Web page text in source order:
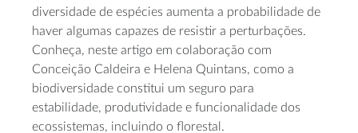
diversidade de espécies aumenta a probabilidade de
haver algumas capazes de resistir a perturbações.
Conheça, neste artigo em colaboração com
Conceição Caldeira e Helena Quintans, como a
biodiversidade constitui um seguro para
estabilidade, produtividade e funcionalidade dos
ecossistemas, incluindo o florestal.